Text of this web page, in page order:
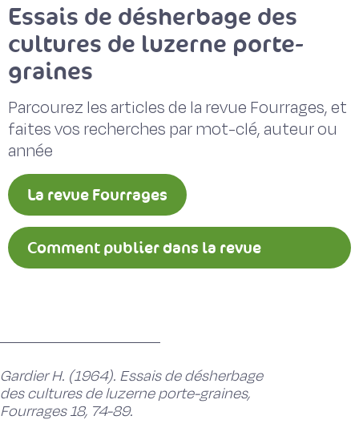
Essais de désherbage des
cultures de luzerne porte-
graines
Parcourez les articles de la revue Fourrages, et
faites vos recherches par mot-clé, auteur ou
année
La revue Fourrages
Comment publier dans la revue
Gardier H. (1964). Essais de désherbage
des cultures de luzerne porte-graines,
Fourrages 18, 74-89.